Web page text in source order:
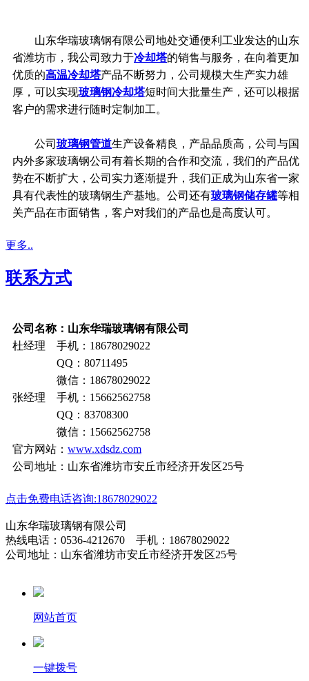
山东华瑞玻璃钢有限公司地处交通便利工业发达的山东
省潍坊市，我公司致力于冷却塔的销售与服务，在向着更加
优质的高温冷却塔产品不断努力，公司规模大生产实力雄
厚，可以实现玻璃钢冷却塔短时间大批量生产，还可以根据
客户的需求进行随时定制加工。
公司 玻璃钢管道生产设备精良，产品品质高，公司与国
内外多家玻璃钢公司有着长期的合作和交流，我们的产品优
势在不断扩大，公司实力逐渐提升，我们正成为山东省一家
具有代表性的玻璃钢生产基地。公司还有玻璃钢储存罐等相
关产品在市面销售，客户对我们的产品也是高度认可。
更多..
联系方式
公司名称：山东华瑞玻璃钢有限公司
杜经理 手机：18678029022
QQ：80711495
微信：18678029022
张经理 手机：15662562758
QQ：83708300
微信：15662562758
官方网站： www.xdsdz.com
公司地址：山东省潍坊市安丘市经济开发区25号
点击免费电话咨询:18678029022
山东华瑞玻璃钢有限公司
热线电话：0536-4212670 手机：18678029022
公司地址：山东省潍坊市安丘市经济开发区25号
网站首页
一键拨号